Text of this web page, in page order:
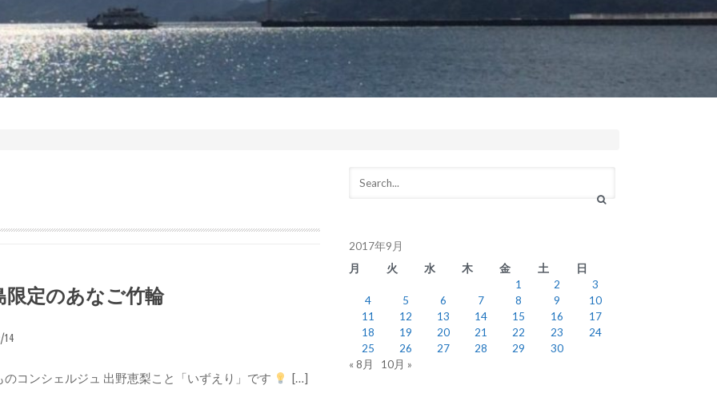
限定のあなご竹輪
14
のコンシェルジュ 出野恵梨こと「いずえり」です […]
2017年9月
月
火 水 木 金 土
日
1
2
3
4
5 6 7 8 9
10
11
12 13 14 15 16
17
18
19 20 21 22 23
24
25
26 27 28 29
30
« 8月
10月 »